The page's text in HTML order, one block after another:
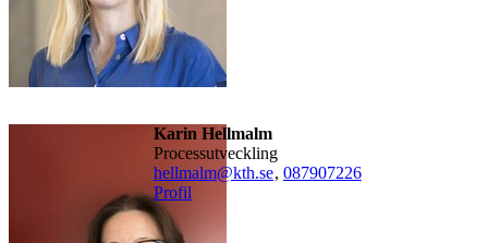
Karin Hellmalm
Processutveckling
hellmalm@kth.se, 087907226
Profil